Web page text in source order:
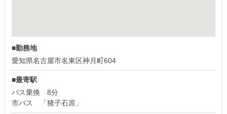
■勤務地
愛知県名古屋市名東区神月町604
■最寄駅
バス乗換 8分
市バス 「猪子石原」